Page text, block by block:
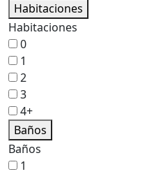
Habitaciones
Habitaciones
0
1
2
3
4+
Baños
Baños
1